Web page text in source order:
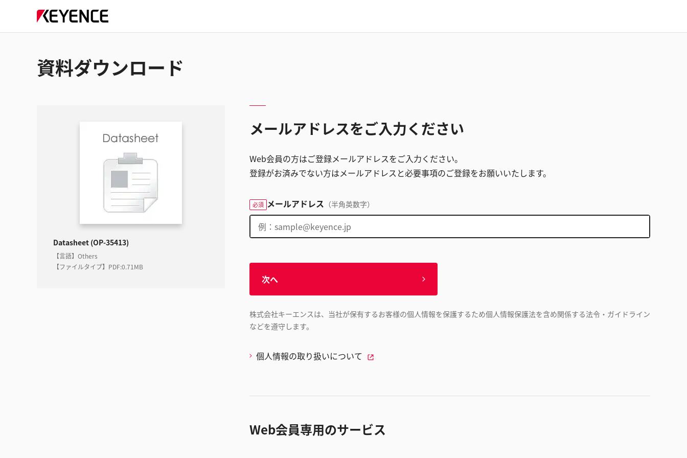
資料ダウンロード
Datasheet (OP-35413)
【言語】Others
【ファイルタイプ】PDF:0.71MB
メールアドレスをご入力ください
Web会員の方はご登録メールアドレスをご入力ください。
登録がお済みでない方はメールアドレスと必要事項のご登録をお願いいたします。
必須 メールアドレス （半角英数字）
次へ
株式会社キーエンスは、当社が保有するお客様の個人情報を保護するため個人情報保護法を含め関係する法令・ガイドライン
などを遵守します。
個人情報の取り扱いについて
Web会員専用のサービス